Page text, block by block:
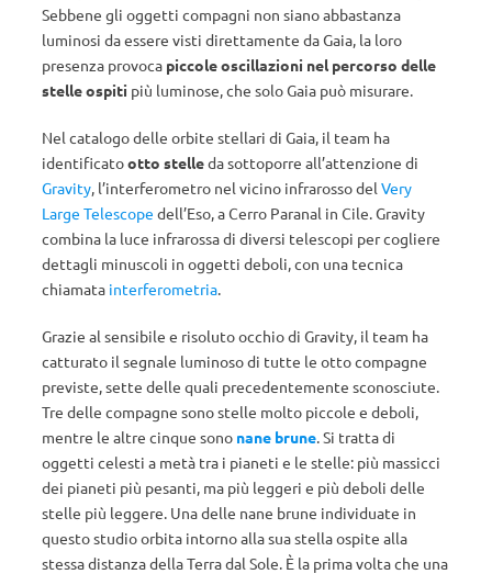
Sebbene gli oggetti compagni non siano abbastanza
luminosi da essere visti direttamente da Gaia, la loro
presenza provoca piccole oscillazioni nel percorso delle
stelle ospiti più luminose, che solo Gaia può misurare.
Nel catalogo delle orbite stellari di Gaia, il team ha
identificatootto stelleda sottoporre all’attenzione di
Gravity, l’interferometro nel vicino infrarosso del Very
Large Telescope dell’Eso, a Cerro Paranal in Cile. Gravity
combina la luce infrarossa di diversi telescopi per cogliere
dettagli minuscoli in oggetti deboli, con una tecnica
chiamata interferometria.
Grazie al sensibile e risoluto occhio di Gravity, il team ha
catturato il segnale luminoso di tutte le otto compagne
previste, sette delle quali precedentemente sconosciute.
Tre delle compagne sono stelle molto piccole e deboli,
mentre le altre cinque sono nane brune. Si tratta di
oggetti celesti a metà tra i pianeti e le stelle: più massicci
dei pianeti più pesanti, ma più leggeri e più deboli delle
stelle più leggere. Una delle nane brune individuate in
questo studio orbita intorno alla sua stella ospite alla
stessa distanza della Terra dal Sole. È la prima volta che una